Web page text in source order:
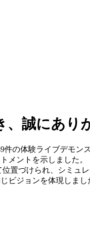
、誠にあり
件の体験ライブデモ
メントを示しました。
置づけられ、シミュ
ビジョンを体現しまし